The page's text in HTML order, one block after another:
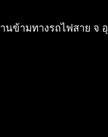
นข้ามทางรถไฟสาย จ อุ